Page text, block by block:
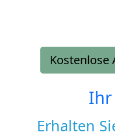
Kostenlose
Ihr
Erhalten